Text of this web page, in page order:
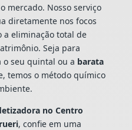
mercado. Nosso serviço
diretamente nos focos
eliminação total de
Seja para
o seu quintal ou a barata
temos o método químico
no Centro
, confie em uma